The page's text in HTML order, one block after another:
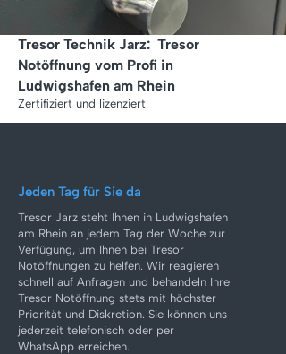
Tresor Technik Jarz: Tresor
Notöffnung vom Profi in
Ludwigshafen am Rhein
Zertifiziert und lizenziert
Jeden Tag für Sie da
Tresor Jarz steht Ihnen in Ludwigshafen
am Rhein an jedem Tag der Woche zur
Verfügung, um Ihnen bei Tresor
Notöffnungen zu helfen. Wir reagieren
schnell auf Anfragen und behandeln Ihre
Tresor Notöffnung stets mit höchster
Priorität und Diskretion. Sie können uns
jederzeit telefonisch oder per
WhatsApp erreichen.